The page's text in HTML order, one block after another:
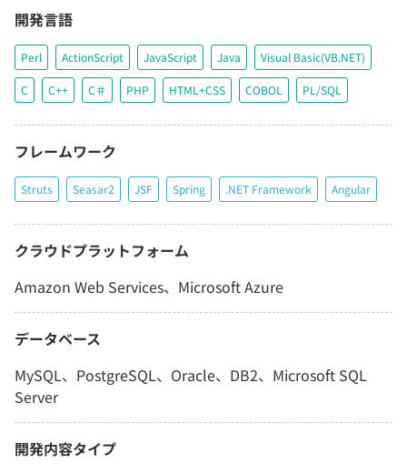
開発言語
Perl ActionScript JavaScript Java Visual Basic(VB.NET)
C C++ C＃ PHP HTML+CSS COBOL PL/SQL
フレームワーク
Struts Seasar2 JSF Spring .NET Framework Angular
クラウドプラットフォーム
Amazon Web Services、Microsoft Azure
データベース
MySQL、PostgreSQL、Oracle、DB2、Microsoft SQL
Server
開発内容タイプ